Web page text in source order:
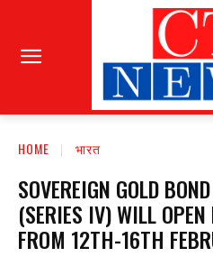
HOME भारत
SOVEREIGN GOLD
(SERIES IV) WILL
FROM 12TH-16TH